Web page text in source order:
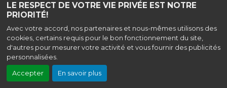
LE RESPECT DE VOTRE VIE PRIVÉE EST NOTRE
PRIORITÉ!
Avec votre accord, nos partenaires et nous-mêmes utilisons des
cookies, certains requis pour le bon fonctionnement du site,
d'autres pour mesurer votre activité et vous fournir des publicités
personnalisées.
Accepter En savoir plus